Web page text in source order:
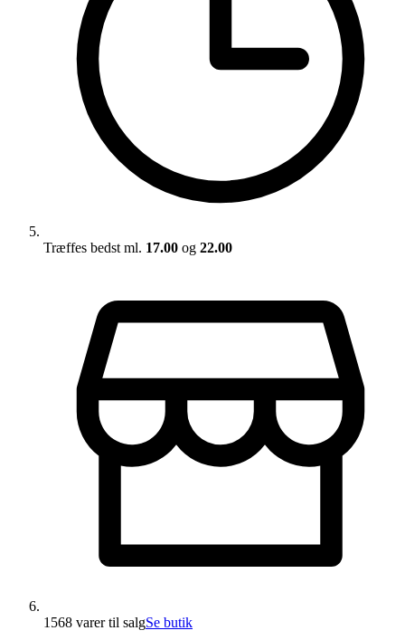
Træffes bedst ml. 17.00 og 22.00
1568 varertil salgSe butik